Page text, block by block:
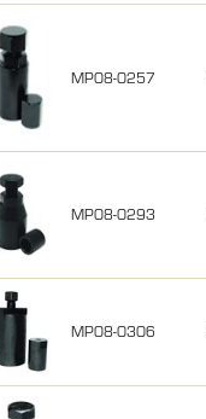
MP08-0257
MP08-0293
MP08-0306